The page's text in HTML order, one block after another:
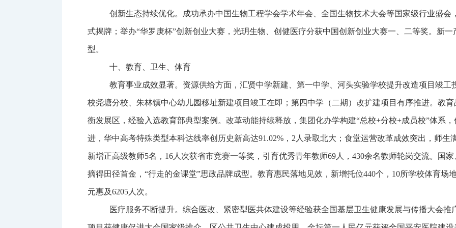
创新生态持续优化。 成功承办中国生物工程学会学术年会、全国生物技术大会等国家级行业盛会
式揭牌；举办“华罗庚杯”创新创业大赛，光玥生物、创健医疗分获中国创新创业大赛一、二等奖。新一
型。
十、教育、卫生、体育
教育事业成效显著。 资源供给方面，汇贤中学新建、第一中学、河头实验学校提升改造项目竣工
校尧塘分校、朱林镇中心幼儿园移址新建项目 竣工在即 ；第四中学（二期）改扩建项目 有序推进。教
衡发展区，经验入选教育部典型案例 。 改革动能持续释放，集团化办学构建“总校+分校+成员校”体系，
进，华中高考特殊类型本科达线率创历史新高达91.02% ， 2 人录取北大；食堂运营改革成效突出，师生
新增正高级教师5名， 16 人次获省市竞赛一等奖，引育优秀青年教师69 人， 430余名教师轮岗交流。 国家
摘得田径首金， “行走的金课堂”思政品牌成型。教育惠民落地见效，新增托位440个， 10所学校体育场
元惠及6205 人次。
医疗服务不断提升。综合医改、紧密型医共体建设等经验获全国基层卫生健康发展与传播大会推